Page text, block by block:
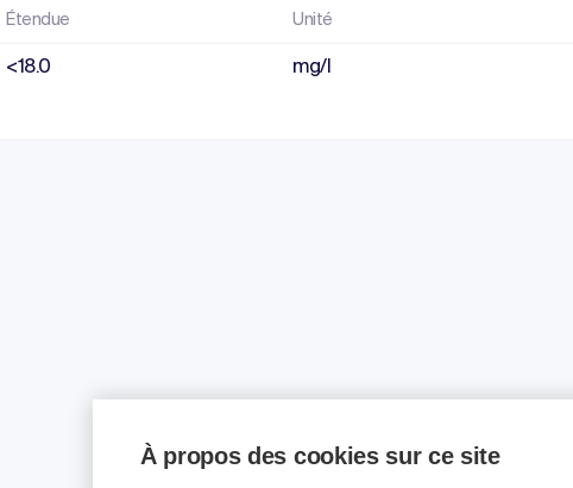
Étendue Unité
<18.0 mg/l
À propos des cookies sur ce site